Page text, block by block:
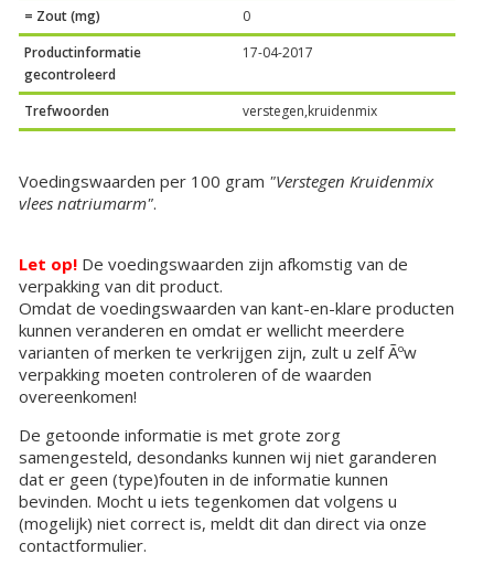
= Zout (mg)
0
Productinformatie
gecontroleerd
17-04-2017
Trefwoorden verstegen,kruidenmix
Voedingswaarden per 100 gram "Verstegen Kruidenmix
vlees natriumarm".
Let op! De voedingswaarden zijn afkomstig van de
verpakking van dit product.
Omdat de voedingswaarden van kant-en-klare producten
kunnen veranderen en omdat er wellicht meerdere
varianten of merken te verkrijgen zijn, zult u zelf Ãºw
verpakking moeten controleren of de waarden
overeenkomen!
De getoonde informatie is met grote zorg
samengesteld, desondanks kunnen wij niet garanderen
dat er geen (type)fouten in de informatie kunnen
bevinden. Mocht u iets tegenkomen dat volgens u
(mogelijk) niet correct is, meldt dit dan direct via onze
contactformulier.